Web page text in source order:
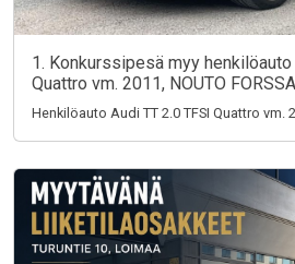
1. Konkurssipesä myy henkilöauto
Quattro vm. 2011, NOUTO
Henkilöauto Audi TT 2.0 TFSI Quattro vm.